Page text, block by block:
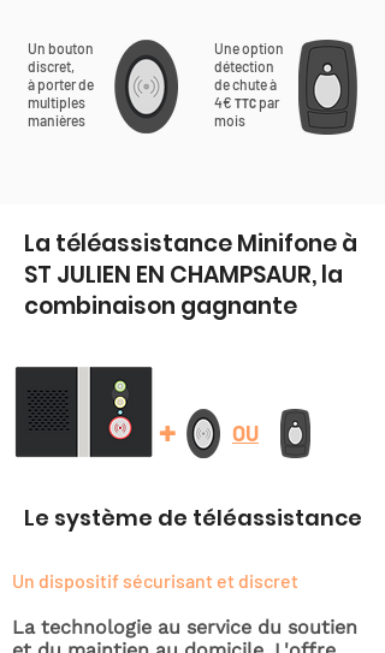
Un bouton
discret,
à porter de
multiples
manières
Une option
détection
de chute à
4€ TTC par
mois
La téléassistance Minifone à
ST JULIEN EN CHAMPSAUR, la
combinaison gagnante
+ OU
Le système de téléassistance
Un dispositif sécurisant et discret
La technologie au service du soutien